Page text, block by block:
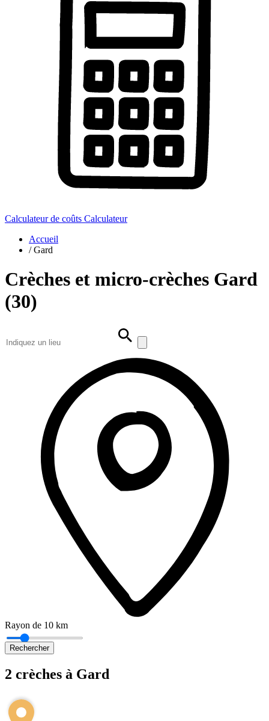
Calculateur de coûts Calculateur
Accueil
/ Gard
Crèches et micro-crèches Gard
(30)
Rayon de 10 km
Rechercher
2 crèches à Gard
+